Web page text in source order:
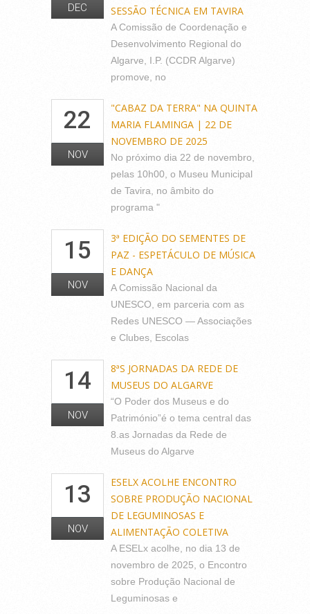
DEC
SESSÃO TÉCNICA EM TAVIRA
A Comissão de Coordenação e
Desenvolvimento Regional do
Algarve, I.P. (CCDR Algarve)
promove, no
22
NOV
"CABAZ DA TERRA" NA QUINTA
MARIA FLAMINGA | 22 DE
NOVEMBRO DE 2025
No próximo dia 22 de novembro,
pelas 10h00, o Museu Municipal
de Tavira, no âmbito do
programa "
15
NOV
3ª EDIÇÃO DO SEMENTES DE
PAZ - ESPETÁCULO DE MÚSICA
E DANÇA
A Comissão Nacional da
UNESCO, em parceria com as
Redes UNESCO — Associações
e Clubes, Escolas
14
NOV
8ªS JORNADAS DA REDE DE
MUSEUS DO ALGARVE
“O Poder dos Museus e do
Património”é o tema central das
8.as Jornadas da Rede de
Museus do Algarve
13
NOV
ESELX ACOLHE ENCONTRO
SOBRE PRODUÇÃO NACIONAL
DE LEGUMINOSAS E
ALIMENTAÇÃO COLETIVA
A ESELx acolhe, no dia 13 de
novembro de 2025, o Encontro
sobre Produção Nacional de
Leguminosas e